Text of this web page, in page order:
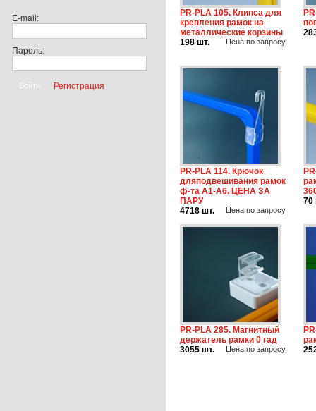
E-mail:
Пароль:
Регистрация
PR-PLA 105. Клипса для
крепления рамок на
металлические корзины
198 шт.
Цена по запросу
PR-PLA 114. Крючок
дляподвешивания рамок
ф-та А1-А6. ЦЕНА ЗА
ПАРУ
4718 шт.
Цена по запросу
70
PR-PLA 285. Магнитный
держатель рамки 0 гад
3055 шт.
Цена по запросу